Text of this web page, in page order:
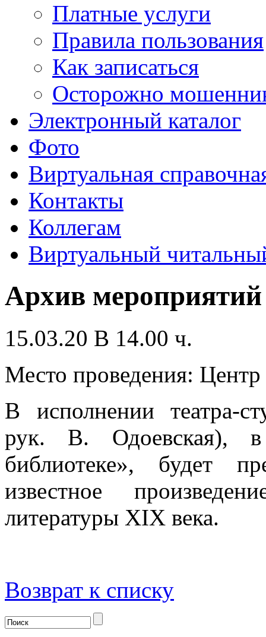
Платные услуги
Правила пользования
Как записаться
Осторожно
Электронный каталог
Фото
Виртуальная
Контакты
Коллегам
Виртуальный
Архив мероприятий
15.03.20 В 14.00 ч.
Место проведения:
В исполнении театра-
рук. В. Одоевская),
библиотеке», будет
известное
литературы ХIХ века.
Возврат к списку